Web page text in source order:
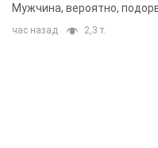
Мужчина, вероятно,
час назад 2,3 т.